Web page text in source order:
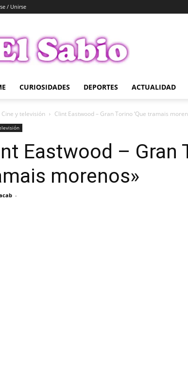
/ Unirse
Sabio
CURIOSIDADES DEPORTES ACTUALIDAD
Cine y televisión Clint Eastwood – Gran Torino ‘Que tramais
Eastwood – Gran
morenos»
-